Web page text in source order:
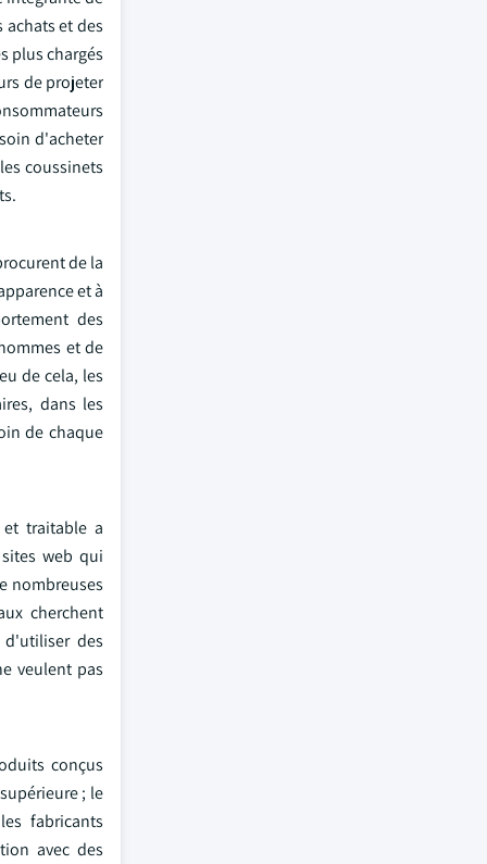
et des
plus chargés
de projeter
d'acheter
coussinets
de la
et à
des
et de
de cela, les
dans les
de chaque
traitable a
web qui
nombreuses
cherchent
des
veulent pas
conçus
; le
fabricants
avec des